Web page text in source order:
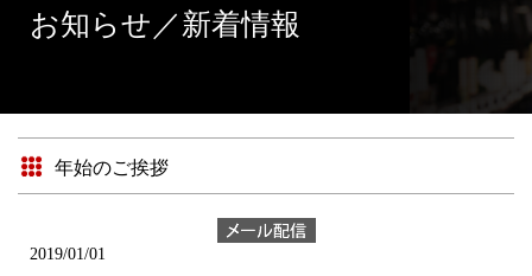
お知らせ／新着情報
年始のご挨拶
2019/01/01